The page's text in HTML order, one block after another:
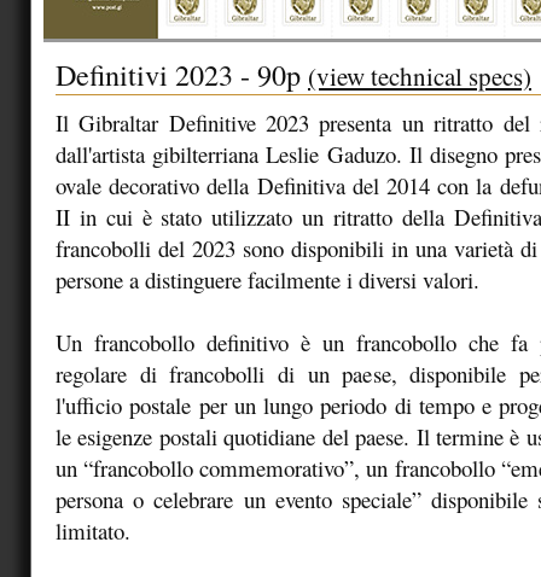
Definitivi 2023 - 90p (view technical specs)
Il Gibraltar Definitive 2023 presenta un ritratto
dall'artista gibilterriana Leslie Gaduzo. Il disegno
ovale decorativo della Definitiva del 2014 con la
II in cui è stato utilizzato un ritratto della
francobolli del 2023 sono disponibili in una varietà
persone a distinguere facilmente i diversi valori.
Un francobollo definitivo è un francobollo che fa
regolare di francobolli di un paese, disponibile
l'ufficio postale per un lungo periodo di tempo e
le esigenze postali quotidiane del paese. Il termine è
un “francobollo commemorativo”, un francobollo
persona o celebrare un evento speciale”
limitato.